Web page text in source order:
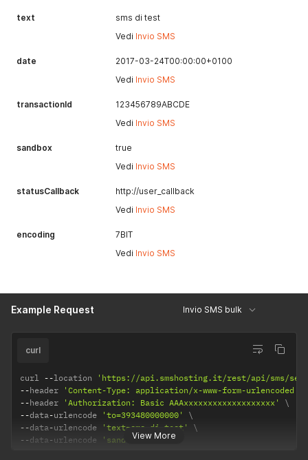
text
sms di test
Vedi Invio SMS
date
2017-03-24T00:00:00+0100
Vedi Invio SMS
transactionId
123456789ABCDE
Vedi Invio SMS
sandbox
true
Vedi Invio SMS
statusCallback
http://user_callback
Vedi Invio SMS
encoding
7BIT
Vedi Invio SMS
Example Request Invio SMS bulk
View More
curl
curl --location
'https://api.smshosting.it/rest/api/sms/
--header
'Content-Type: application/x-www-form-urlencoded'
--header 'Authorization: Basic AAAxxxxxxxxxxxxxxxxxxx'
--data-urlencode 'to=393480000000'
--data-urlencode 'text=sms di test'
--data -urlencode 'sandbox=true'